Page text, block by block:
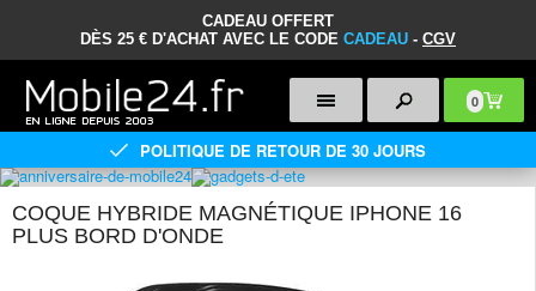
CADEAU OFFERT
DÈS 25 € D'ACHAT AVEC LE CODE CADEAU - CGV
0
POLITIQUE DE RETOUR DE 30 JOURS
COQUE HYBRIDE MAGNÉTIQUE IPHONE 16
PLUS BORD D'ONDE